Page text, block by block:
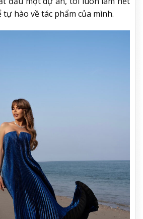
hào về tác phẩm của mình.